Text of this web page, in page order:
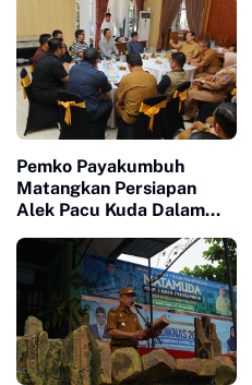
Pemko Payakumbuh
Matangkan Persiapan
Alek Pacu Kuda Dalam